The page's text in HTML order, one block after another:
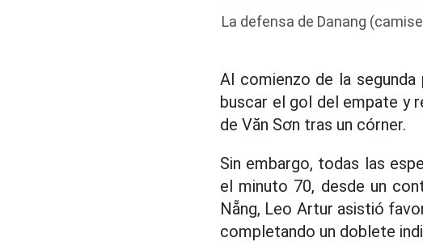
La defensa de Danang
Al comienzo de la
buscar el gol del empate y
de Văn Sơn tras un córner.
Sin embargo, todas las
el minuto 70, desde un
Nẵng, Leo Artur asistió
completando un doblete